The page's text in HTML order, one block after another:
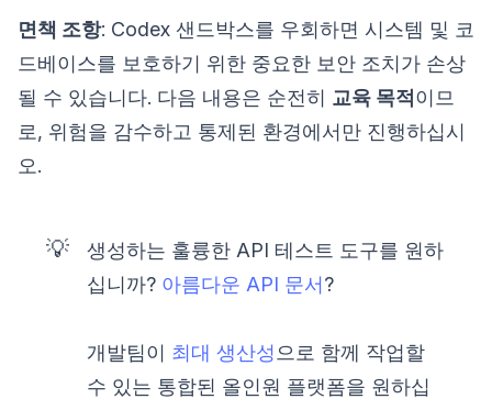
면책 조항: Codex 샌드박스를 우회하면 시스템 및 코
드베이스를 보호하기 위한 중요한 보안 조치가 손상
될 수 있습니다. 다음 내용은 순전히 교육 목적이므
로, 위험을 감수하고 통제된 환경에서만 진행하십시
오.
💡
생성하는 훌륭한 API 테스트 도구를 원하
십니까? 아름다운 API 문서?
개발팀이 최대 생산성 으로 함께 작업할
수 있는 통합된 올인원 플랫폼을 원하십